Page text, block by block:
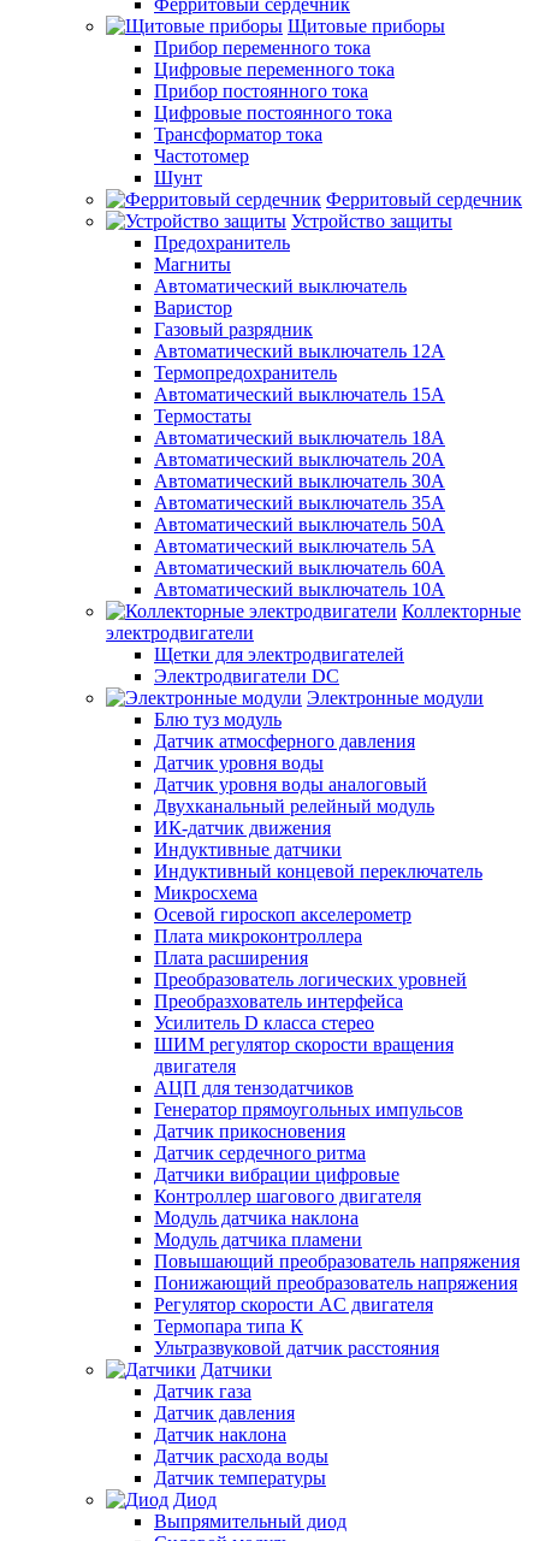
Ферритовый сердечник
Щитовые приборы
Прибор переменного тока
Цифровые переменного тока
Прибор постоянного тока
Цифровые постоянного тока
Трансформатор тока
Частотомер
Шунт
Ферритовый сердечник
Устройство защиты
Предохранитель
Магниты
Автоматический выключатель
Варистор
Газовый разрядник
Автоматический выключатель 12А
Термопредохранитель
Автоматический выключатель 15А
Термостаты
Автоматический выключатель 18А
Автоматический выключатель 20А
Автоматический выключатель 30А
Автоматический выключатель 35А
Автоматический выключатель 50А
Автоматический выключатель 5А
Автоматический выключатель 60А
Автоматический выключатель 10А
Коллекторные
электродвигатели
Щетки для электродвигателей
Электродвигатели DC
Электронные модули
Блю туз модуль
Датчик атмосферного давления
Датчик уровня воды
Датчик уровня воды аналоговый
Двухканальный релейный модуль
ИК-датчик движения
Индуктивные датчики
Индуктивный концевой переключатель
Микросхема
Осевой гироскоп акселерометр
Плата микроконтроллера
Плата расширения
Преобразователь логических уровней
Преобразхователь интерфейса
Усилитель D класса стерео
ШИМ регулятор скорости вращения
двигателя
АЦП для тензодатчиков
Генератор прямоугольных импульсов
Датчик прикосновения
Датчик сердечного ритма
Датчики вибрации цифровые
Контроллер шагового двигателя
Модуль датчика наклона
Модуль датчика пламени
Повышающий преобразователь напряжения
Понижающий преобразователь напряжения
Регулятор скорости AC двигателя
Термопара типа К
Ультразвуковой датчик расстояния
Датчики
Датчик газа
Датчик давления
Датчик наклона
Датчик расхода воды
Датчик температуры
Диод
Выпрямительный диод